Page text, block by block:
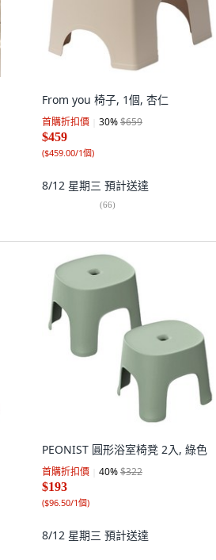
From you 椅子, 1個, 杏仁
首購折扣價 30%$659
$459
($459.00/1個)
8/12 星期三 預計送達
(66)
PEONIST 圓形浴室椅凳 2入, 綠色
首購折扣價 40%$322
$193
($96.50/1個)
8/12 星期三 預計送達